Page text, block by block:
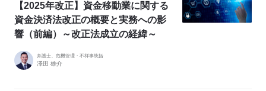
所
メ
ン
バ
想
い
【2025年改正】資金移動業に関する
資金決済法改正の概要と実務への影
響（前編）～改正法成立の経緯～
弁護士、危機管理・不祥事統括
澤田 雄介